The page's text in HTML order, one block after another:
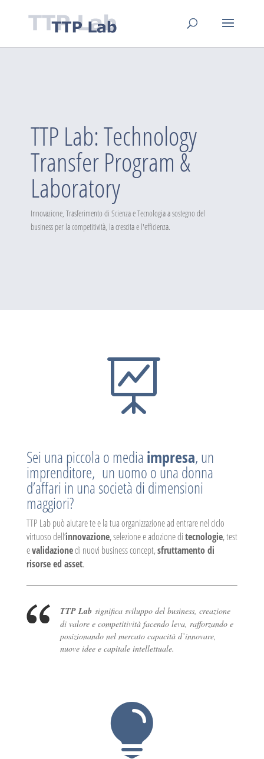
TTP Lab: Technology
Transfer Program &
Laboratory
Innovazione, Trasferimento di Scienza e Tecnologia a sostegno del
business per la competitività, la crescita e l'efficienza.

Sei una piccola o mediaimpresa, un
imprenditore, un uomo o una donna
d’affari in una società di dimensioni
maggiori?
TTP Lab può aiutare te e la tua organizzazione ad entrare nel ciclo
virtuoso dell’innovazione, selezione e adozione ditecnologie, test
evalidazionedi nuovi business concept,sfruttamento di
risorse ed asset.
TTP Lab significa sviluppo del business, creazione
di valore e competitività facendo leva, rafforzando e
posizionando nel mercato capacità d’innovare,
nuove idee e capitale intellettuale.
